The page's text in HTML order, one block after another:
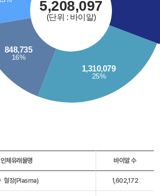
인체유래물명 바이알 수
혈장(Plasma) 1,602,172